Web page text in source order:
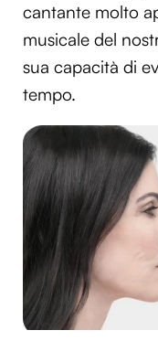
cantante molto
musicale del
sua capacità di
tempo.